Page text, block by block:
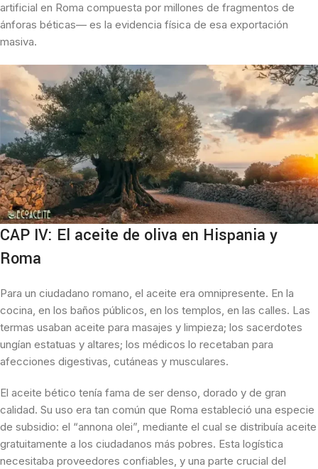
artificial en Roma compuesta por millones de fragmentos de
ánforas béticas— es la evidencia física de esa exportación
masiva.
CAP IV: El aceite de oliva en Hispania y
Roma
Para un ciudadano romano, el aceite era omnipresente. En la
cocina, en los baños públicos, en los templos, en las calles. Las
termas usaban aceite para masajes y limpieza; los sacerdotes
ungían estatuas y altares; los médicos lo recetaban para
afecciones digestivas, cutáneas y musculares.
El aceite bético tenía fama de ser denso, dorado y de gran
calidad. Su uso era tan común que Roma estableció una especie
de subsidio: el “annona olei”, mediante el cual se distribuía aceite
gratuitamente a los ciudadanos más pobres. Esta logística
necesitaba proveedores confiables, y una parte crucial del